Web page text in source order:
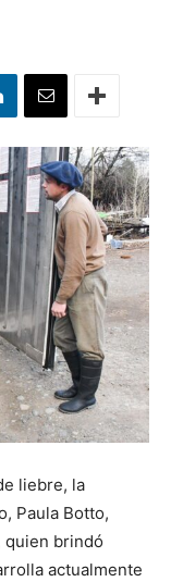
liebre, la
Paula Botto,
quien brindó
actualmente